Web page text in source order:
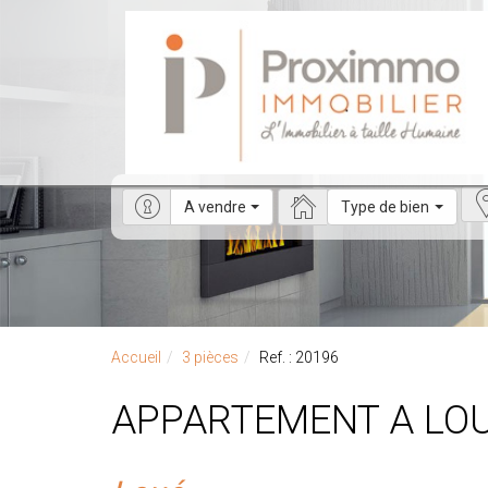
A vendre Type de bien
Accueil 3 pièces Ref. : 20196
APPARTEMENT A